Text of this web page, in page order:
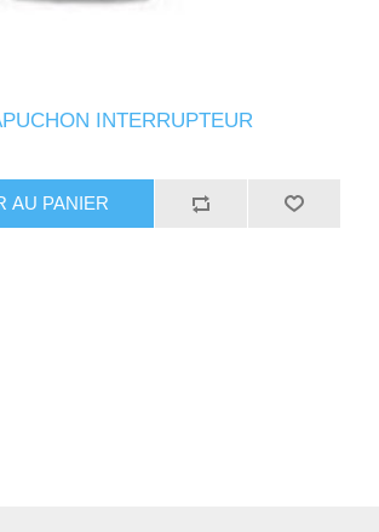
INTERRUPTEUR
AU PANIER